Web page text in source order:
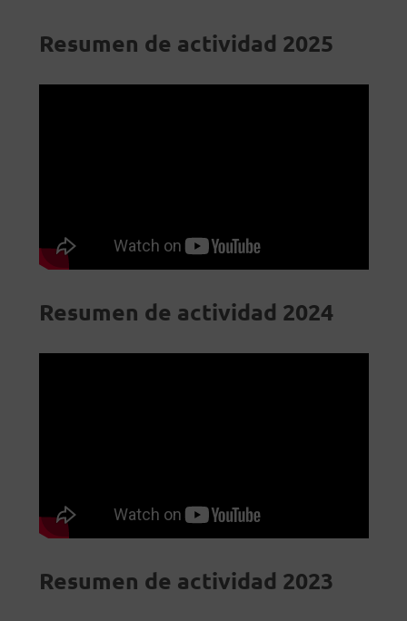
Resumen de actividad 2025
Resumen de actividad 2024
Resumen de actividad 2023